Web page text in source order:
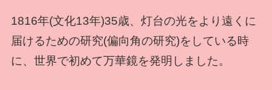
1816年(文化13年)35歳、灯台の光をより遠くに
届けるための研究(偏向角の研究)をしている時
に、世界で初めて万華鏡を発明しました。